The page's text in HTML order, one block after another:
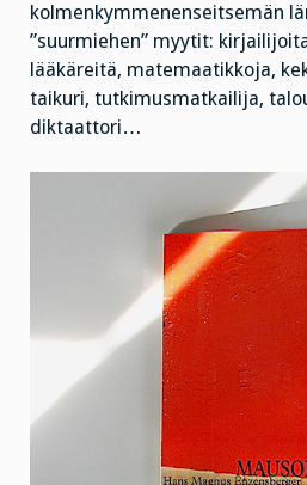
kolmenkymmenenseitsemän
”suurmiehen” myytit:
lääkäreitä, matemaatikkoja,
taikuri, tutkimusmatkailija,
diktaattori…